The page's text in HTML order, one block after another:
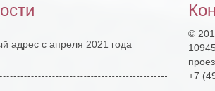
адрес с апреля 2021 года
©
+7